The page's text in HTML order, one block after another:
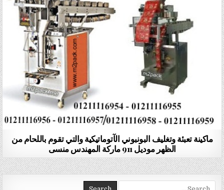
ماكينة تعبئة وتغليف البونبوني الآتوماتيكية والتي تقوم باللحام من
الظهر موديل 911 ماركة المهندس منسى
Search for: